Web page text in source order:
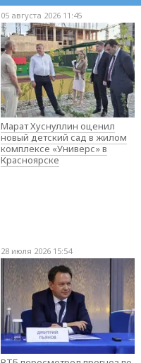
05 августа 2026 11:45
Марат Хуснуллин оценил
новый детский сад в жилом
комплексе «Универс» в
Красноярске
28 июля 2026 15:54